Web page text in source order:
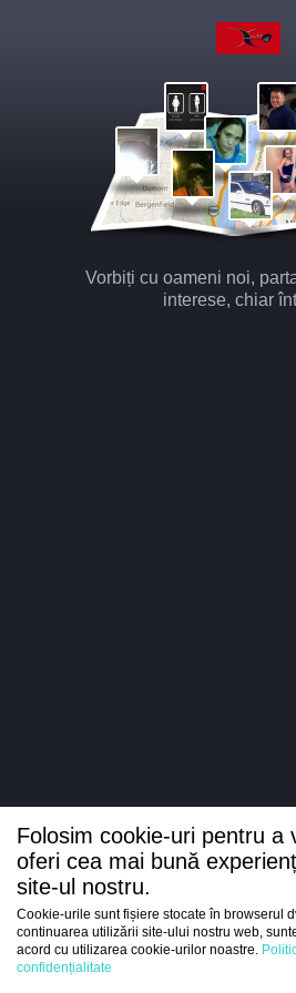
Vorbiți cu oameni noi,
interese, chiar
Intrați
Folosim cookie-uri pentru a
oferi cea mai bună
site-ul nostru.
Cookie-urile sunt fișiere stocate în browserul
continuarea utilizării site-ului nostru web,
acord cu utilizarea cookie-urilor noastre.
confidențialitate